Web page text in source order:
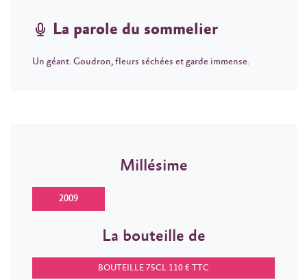
La parole du sommelier
Un géant. Goudron, fleurs séchées et garde immense.
Millésime
2009
La bouteille de
BOUTEILLE 75CL 110 € TTC